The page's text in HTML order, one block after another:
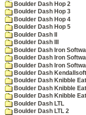
Boulder Dash Hop 2
Boulder Dash Hop 3
Boulder Dash Hop 4
Boulder Dash Hop 5
Boulder Dash II
Boulder Dash III
Boulder Dash Iron
Boulder Dash Iron
Boulder Dash Iron
Boulder Dash
Boulder Dash Knibble
Boulder Dash Knibble
Boulder Dash Knibble
Boulder Dash LTL
Boulder Dash LTL 2